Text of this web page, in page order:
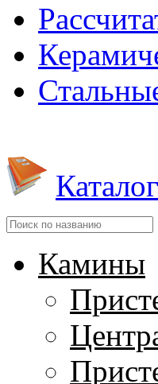
Каталог
Камины